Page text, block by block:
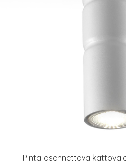
Pinta-asennettava